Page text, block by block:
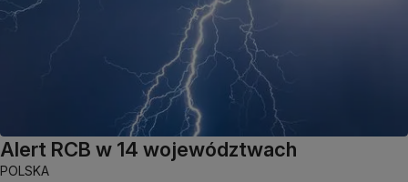
Alert RCB w 14 województwach
POLSKA